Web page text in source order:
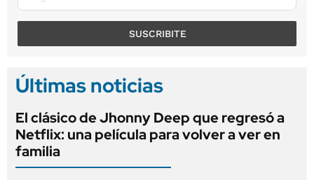
SUSCRIBITE
Últimas noticias
El clásico de Jhonny Deep que regresó a
Netflix: una película para volver a ver en
familia